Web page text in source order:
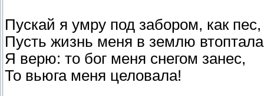
Пускай я умру под забором, как пес,
Пусть жизнь меня в землю
Я верю: то бог меня снегом занес,
То вьюга меня целовала!